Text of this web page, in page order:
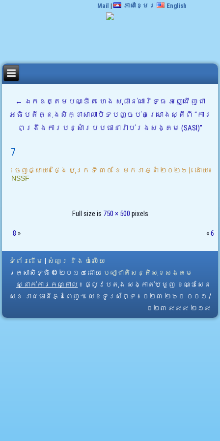
Mail | ភាសាខ្មែរ English
← ឯកឧត្តមបណ្ឌិត ហេង សុផាន់ណារិទ្ធ អញ្ជើញជា
អធិបតីក្នុងសិក្ខាសាលាបិទបញ្ចប់គម្រោងស្តីពី “ការ
ពង្រឹងការបន្សាំរបបធានារ៉ាប់រងសង្គម (SASI)”
7
ចេញផ្សាយ៖ ថ្ងៃ សុក្រ ទី ៣០ ខែ មករា ឆ្នាំ ២០២៦ | ដោយ៖
NSSF
Full size is 750 × 500 pixels
8 » «6
ទំព័រដើម
សំណួរ និង ចំលើយ
រក្សាសិទ្ធិ © ២០១៤ ដោយ​ បេឡាជាតិសន្តិសុខសង្គម
ស្នាក់ការកណ្តាល ៖ ផ្លូវបេតុង សង្កាត់ឃ្មួញ ខណ្ឌសែន
សុខ រាជធានីភ្នំពេញ។ លេខទូរស័ព្ទ ៖ ០២៣ ២៦០ ០០១ /
០២៣ ៩៩៩ ២១៩